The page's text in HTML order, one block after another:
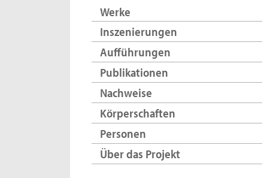
Werke
Inszenierungen
Aufführungen
Publikationen
Nachweise
Körperschaften
Personen
Über das Projekt